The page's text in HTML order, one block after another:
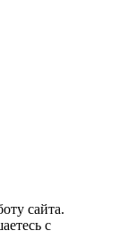
сайта.
с